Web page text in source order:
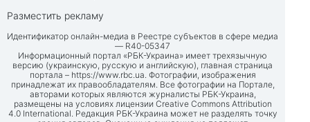
Разместить рекламу
Идентификатор онлайн-медиа в Реестре субъектов в сфере медиа
— R40-05347
Информационный портал «РБК-Украина» имеет трехязычную
версию (украинскую, русскую и английскую), главная страница
портала – https://www.rbc.ua. Фотографии, изображения
принадлежат их правообладателям. Все фотографии на Портале,
авторами которых являются журналисты РБК-Украина,
размещены на условиях лицензии Creative Commons Attribution
4.0 International. Редакция РБК-Украина может не разделять точку